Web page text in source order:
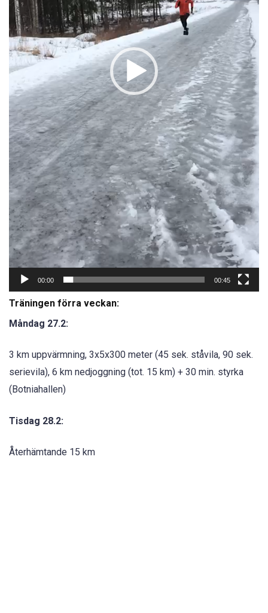
00:00 00:45
Träningen förra veckan:
Måndag 27.2:
3 km uppvärmning, 3x5x300 meter (45 sek. ståvila, 90 sek.
serievila), 6 km nedjoggning (tot. 15 km) + 30 min. styrka
(Botniahallen)
Tisdag 28.2:
Återhämtande 15 km